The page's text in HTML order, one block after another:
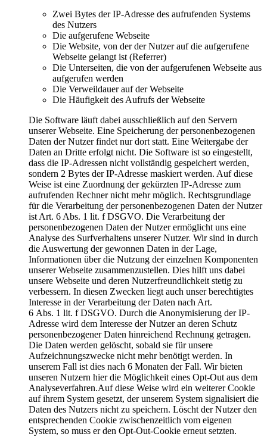
Zwei Bytes der IP-Adresse des aufrufenden Systems
des Nutzers
Die aufgerufene Webseite
Die Website, von der der Nutzer auf die aufgerufene
Webseite gelangt ist (Referrer)
Die Unterseiten, die von der aufgerufenen Webseite aus
aufgerufen werden
Die Verweildauer auf der Webseite
Die Häufigkeit des Aufrufs der Webseite
Die Software läuft dabei ausschließlich auf den Servern
unserer Webseite. Eine Speicherung der personenbezogenen
Daten der Nutzer findet nur dort statt. Eine Weitergabe der
Daten an Dritte erfolgt nicht. Die Software ist so eingestellt,
dass die IP-Adressen nicht vollständig gespeichert werden,
sondern 2 Bytes der IP-Adresse maskiert werden. Auf diese
Weise ist eine Zuordnung der gekürzten IP-Adresse zum
aufrufenden Rechner nicht mehr möglich. Rechtsgrundlage
für die Verarbeitung der personenbezogenen Daten der Nutzer
ist Art. 6 Abs. 1 lit. f DSGVO. Die Verarbeitung der
personenbezogenen Daten der Nutzer ermöglicht uns eine
Analyse des Surfverhaltens unserer Nutzer. Wir sind in durch
die Auswertung der gewonnen Daten in der Lage,
Informationen über die Nutzung der einzelnen Komponenten
unserer Webseite zusammenzustellen. Dies hilft uns dabei
unsere Webseite und deren Nutzerfreundlichkeit stetig zu
verbessern. In diesen Zwecken liegt auch unser berechtigtes
Interesse in der Verarbeitung der Daten nach Art.
6 Abs. 1 lit. f DSGVO. Durch die Anonymisierung der IP-
Adresse wird dem Interesse der Nutzer an deren Schutz
personenbezogener Daten hinreichend Rechnung getragen.
Die Daten werden gelöscht, sobald sie für unsere
Aufzeichnungszwecke nicht mehr benötigt werden. In
unserem Fall ist dies nach 6 Monaten der Fall. Wir bieten
unseren Nutzern hier die Möglichkeit eines Opt-Out aus dem
Analyseverfahren.Auf diese Weise wird ein weiterer Cookie
auf ihrem System gesetzt, der unserem System signalisiert die
Daten des Nutzers nicht zu speichern. Löscht der Nutzer den
entsprechenden Cookie zwischenzeitlich vom eigenen
System, so muss er den Opt-Out-Cookie erneut setzten.